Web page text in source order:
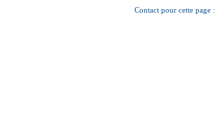
Contact pour cette page :